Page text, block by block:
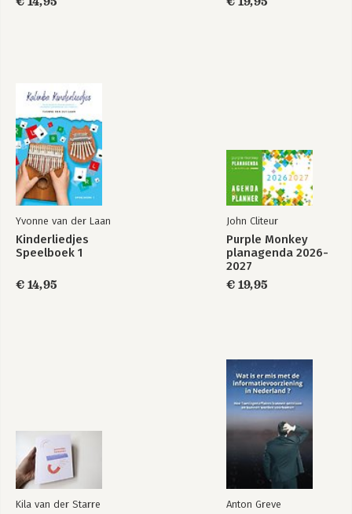
Yvonne van der Laan
Kinderliedjes
Speelboek 1
€ 14,95
John Cliteur
Purple Monkey
planagenda 2026-
2027
€ 19,95
Kila van der Starre Anton Greve